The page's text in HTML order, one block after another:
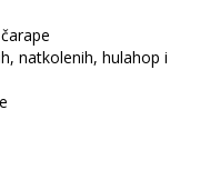
natkolenih, hulahop i